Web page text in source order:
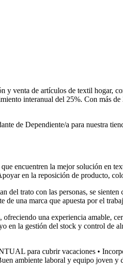
venta de artículos de textil hogar,
interanual del 25%. Con más
de Dependiente/a para nuestra
encuentren la mejor solución en
en la reposición de producto,
del trato con las personas, se
de una marca que apuesta por el
una experiencia amable,
en la gestión del stock y control de
para cubrir vacaciones •
ambiente laboral y equipo joven y